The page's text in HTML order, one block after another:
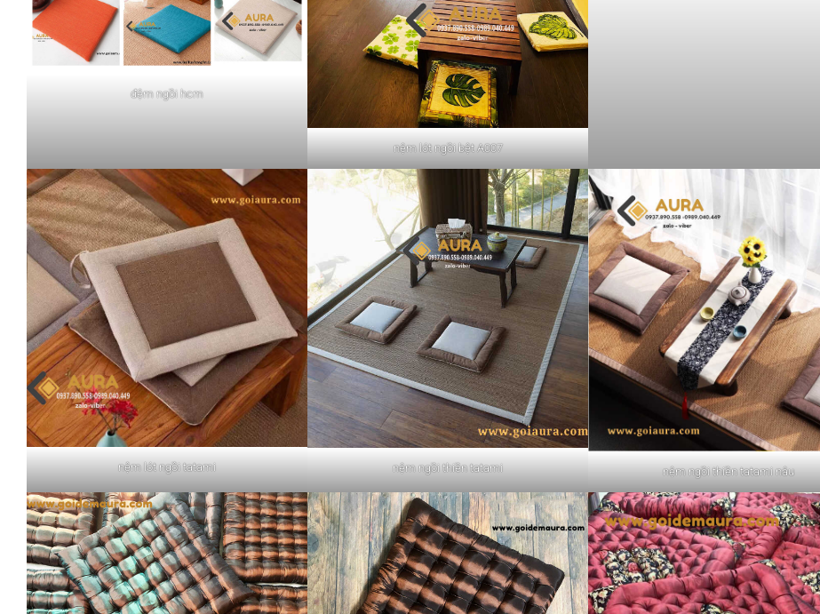
đệm ngồi hcm
nệm lót ngồi bệt A007
nệm lót ngồi tatami nệm ngồi thiền tatami nệm ngồi thiền tatami nâu